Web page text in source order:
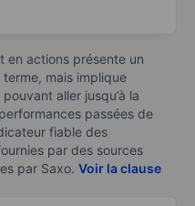
en actions présente un
mais implique
aller jusqu’à la
passées de
fiable des
par des sources
par Saxo. Voir la clause